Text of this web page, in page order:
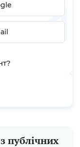
публічних